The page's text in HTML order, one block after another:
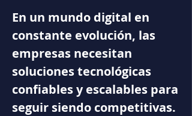
En un mundo digital en
constante evolución, las
empresas necesitan
soluciones tecnológicas
confiables y escalables para
seguir siendo competitivas.